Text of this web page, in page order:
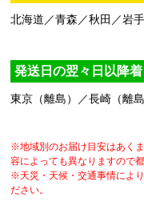
北海道／青森／秋田／岩
発送日の翌々日以降着
東京（離島）／長崎（離
※地域別のお届け目安はあく
容によっても異なりますので
※天災・天候・交通事情によ
ださい。